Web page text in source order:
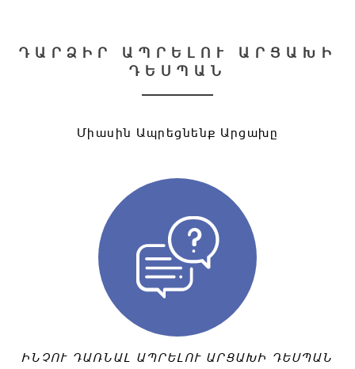
ԴԱՐՁԻՐ ԱՊՐԵԼՈՒ ԱՐՑԱԽԻ
ԴԵՍՊԱՆ
Միասին Ապրեցնենք Արցախը
ԻՆՉՈՒ ԴԱՌՆԱԼ ԱՊՐԵԼՈՒ ԱՐՑԱԽԻ ԴԵՍՊԱՆ